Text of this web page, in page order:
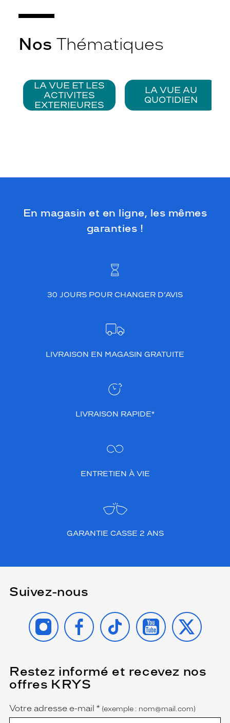
Nos Thématiques
LA VUE ET LES
ACTIVITES
EXTERIEURES
LA VUE AU
QUOTIDIEN
En magasin et en ligne, les mêmes
garanties !
30 JOURS POUR CHANGER D’AVIS
LIVRAISON EN MAGASIN GRATUITE
LIVRAISON RAPIDE*
ENTRETIEN À VIE
GARANTIE CASSE 2 ANS
Suivez-nous
INSTAGRAMFACEBOOK
TIKTOK YOUTUBE
X
Restez informé et recevez nos
offres KRYS
Name
Votre adresse e-mail *
(Ce
champ
est
obligatoire)
(exemple : nom@mail.com)